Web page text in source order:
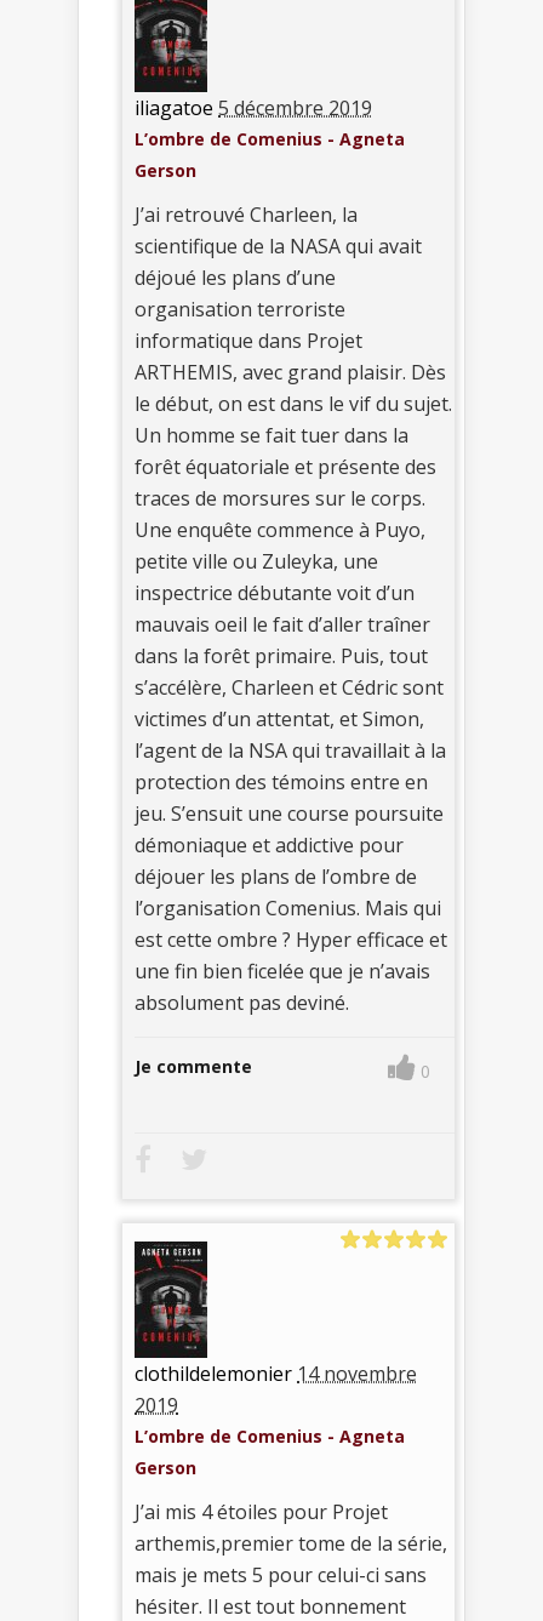
iliagatoe 5 décembre 2019
L’ombre de Comenius - Agneta
Gerson
J’ai retrouvé Charleen, la
scientifique de la NASA qui avait
déjoué les plans d’une
organisation terroriste
informatique dans Projet
ARTHEMIS, avec grand plaisir. Dès
le début, on est dans le vif du sujet.
Un homme se fait tuer dans la
forêt équatoriale et présente des
traces de morsures sur le corps.
Une enquête commence à Puyo,
petite ville ou Zuleyka, une
inspectrice débutante voit d’un
mauvais oeil le fait d’aller traîner
dans la forêt primaire. Puis, tout
s’accélère, Charleen et Cédric sont
victimes d’un attentat, et Simon,
l’agent de la NSA qui travaillait à la
protection des témoins entre en
jeu. S’ensuit une course poursuite
démoniaque et addictive pour
déjouer les plans de l’ombre de
l’organisation Comenius. Mais qui
est cette ombre ? Hyper efficace et
une fin bien ficelée que je n’avais
absolument pas deviné.
Je commente 0
clothildelemonier 14 novembre
2019
L’ombre de Comenius - Agneta
Gerson
J’ai mis 4 étoiles pour Projet
arthemis,premier tome de la série,
mais je mets 5 pour celui-ci sans
hésiter. Il est tout bonnement